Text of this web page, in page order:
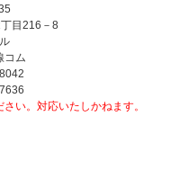
目216－8
ム
い。対応いたしかねます。